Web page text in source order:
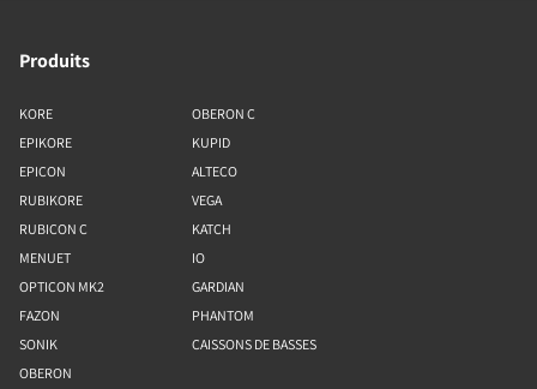
Produits
KORE
EPIKORE
EPICON
RUBIKORE
RUBICON C
MENUET
OPTICON MK2
FAZON
SONIK
OBERON
OBERON C
KUPID
ALTECO
VEGA
KATCH
IO
GARDIAN
PHANTOM
CAISSONS DE BASSES